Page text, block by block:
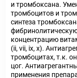
и тромбоксана.
тромбоцитов и
синтеза
концентрацию
(ii, vii, ix, x).
тромбоцитах, т.к.
цог.
применения